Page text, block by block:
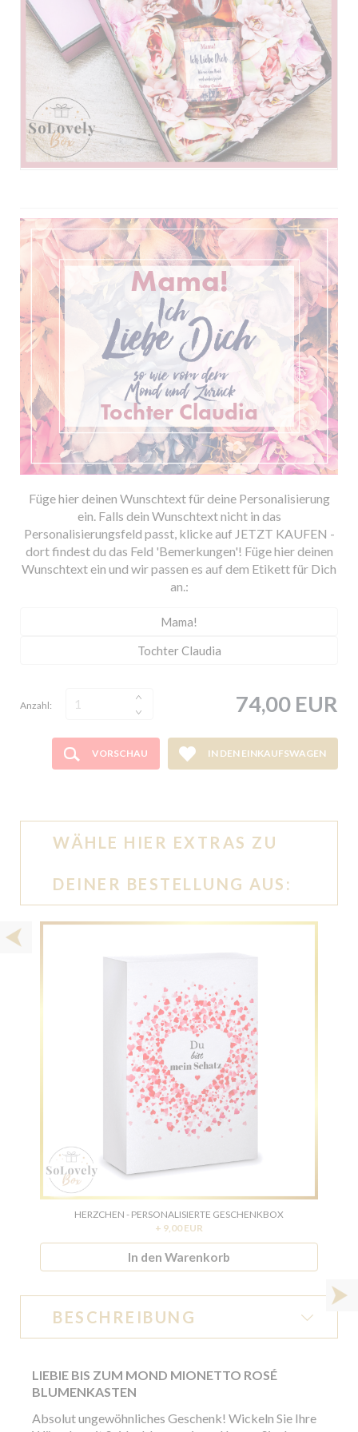
Füge hier deinen Wunschtext für deine Personalisierung
ein. Falls dein Wunschtext nicht in das
Personalisierungsfeld passt, klicke auf JETZT KAUFEN -
dort findest du das Feld 'Bemerkungen'! Füge hier deinen
Wunschtext ein und wir passen es auf dem Etikett für Dich
an.:
Anzahl: 74,00 EUR
IN DEN EINKAUFSWAGEN
VORSCHAU
WÄHLE HIER EXTRAS ZU
DEINER BESTELLUNG AUS:
HERZCHEN - PERSONALISIERTE GESCHENKBOX
+ 9,00 EUR
In den Warenkorb
BESCHREIBUNG
LIEBIE BIS ZUM MOND MIONETTO ROSÉ
BLUMENKASTEN
Absolut ungewöhnliches Geschenk! Wickeln Sie Ihre